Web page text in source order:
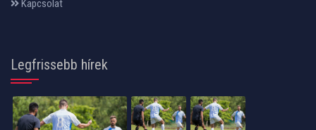
Kapcsolat
Legfrissebb hírek